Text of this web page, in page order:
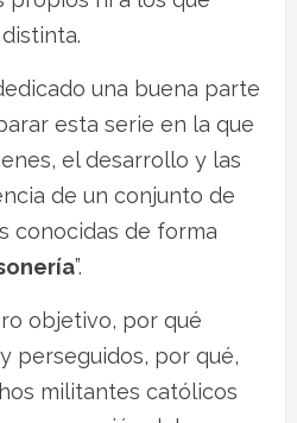
una buena parte
esta serie en la que
el desarrollo y las
de un conjunto de
conocidas de forma
”.
objetivo, por qué
perseguidos, por qué,
militantes católicos